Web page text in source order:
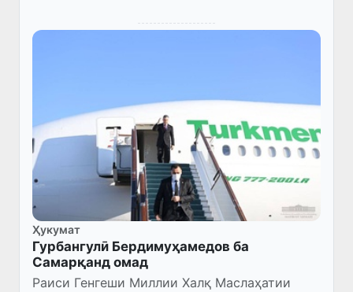
Ҳукумат
Гурбангулӣ Бердимуҳамедов ба
Самарқанд омад
Раиси Генгеши Миллии Халқ Маслаҳатии